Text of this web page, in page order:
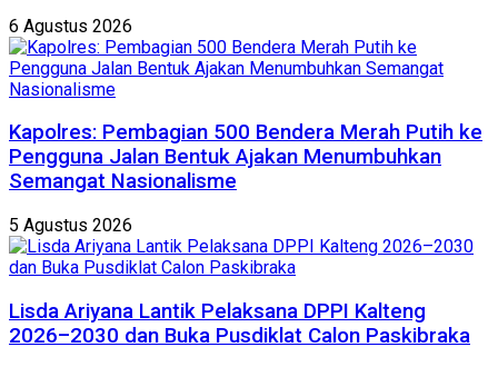
6 Agustus 2026
Kapolres: Pembagian 500 Bendera Merah Putih ke
Pengguna Jalan Bentuk Ajakan Menumbuhkan
Semangat Nasionalisme
5 Agustus 2026
Lisda Ariyana Lantik Pelaksana DPPI Kalteng
2026–2030 dan Buka Pusdiklat Calon Paskibraka